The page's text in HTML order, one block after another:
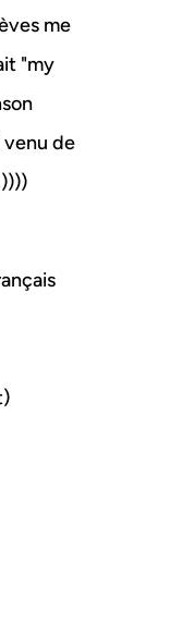
me
"my
venu de